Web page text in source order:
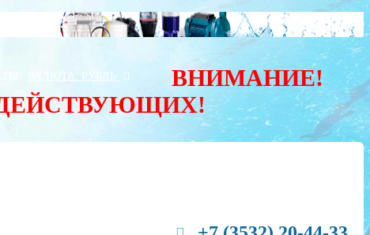
ВАЛЮТА: РУБЛЬ
ВНИМАНИЕ!